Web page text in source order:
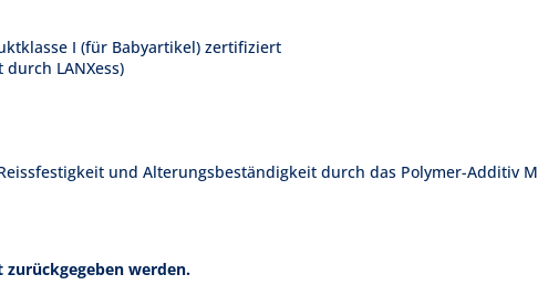
I (für Babyartikel) zertifiziert
LANXess)
und Alterungsbeständigkeit durch das Polymer-Additiv
werden.